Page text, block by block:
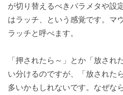
が切り替えるべきパラメタや設
はラッチ、という感覚です。マ
ラッチと呼べます。
「押されたら～」とか「放され
い分けるのですが、「放された
多いかもしれないです。なぜな